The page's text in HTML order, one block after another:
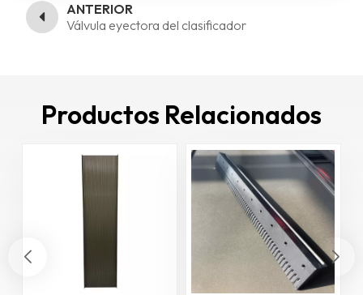
ANTERIOR
Válvula eyectora del clasificador
Productos Relacionados